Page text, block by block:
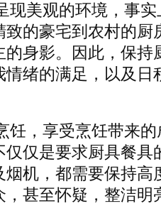
现美观的环境，事
的豪宅到农村的厨
身影。因此，保持
绪的满足，以及日
饪，享受烹饪带来
仅是要求厨具餐具
烟机，都需要保持高
甚至怀疑，整洁明